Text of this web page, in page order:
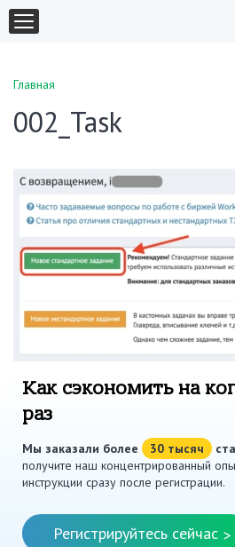
Главная
002_Task
Как сэкономить на
раз
Мы заказали более 30 тысяч
получите наш концентрированный
инструкции сразу после регистрации.
Регистрируйтесь сейчас >